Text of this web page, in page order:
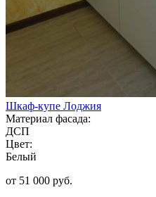
Шкаф-купе Лоджия
Материал фасада:
ДСП
Цвет:
Белый
от 51 000 руб.